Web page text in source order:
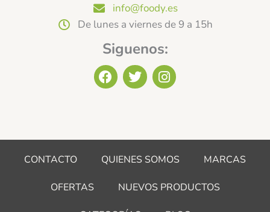
info@foody.es
De lunes a viernes de 9 a 15h
Siguenos:
F
a
o
k
T
w
e
I
n
g
a
CONTACTO QUIENES SOMOS MARCAS
OFERTAS NUEVOS PRODUCTOS